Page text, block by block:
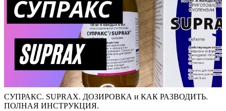
СУПРАКС. SUPRAX. ДОЗИРОВКА и КАК РАЗВОДИТЬ.
ПОЛНАЯ ИНСТРУКЦИЯ.